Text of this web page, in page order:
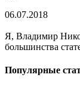
06.07.2018
Я, Владимир
большинства
Популярные